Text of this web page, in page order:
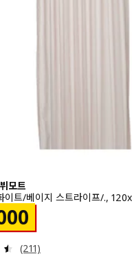
모트
이트/베이지 스트라이프/.,
10000
검토: 4.5 밖으로 5 별. 총
(211)